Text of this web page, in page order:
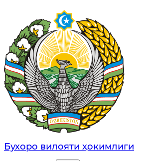
Бухоро вилояти ҳокимлиги